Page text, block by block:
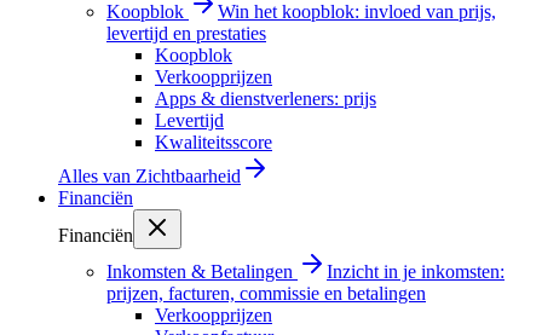
Koopblok
Win het koopblok: invloed van prijs,
levertijd en prestaties
Koopblok
Verkoopprijzen
Apps & dienstverleners: prijs
Levertijd
Kwaliteitsscore
Alles van Zichtbaarheid
Financiën
Financiën
Inkomsten & Betalingen
Inzicht in je inkomsten:
prijzen, facturen, commissie en betalingen
Verkoopprijzen